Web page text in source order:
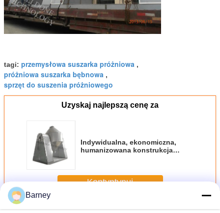
tagi: przemysłowa suszarka próżniowa ,
próżniowa suszarka bębnowa ,
sprzęt do suszenia próżniowego
Uzyskaj najlepszą cenę za
Indywidualna, ekonomiczna,
humanizowana konstrukcja
Kontyntynuj
JeszczeSuszarka próżniowa
Barney